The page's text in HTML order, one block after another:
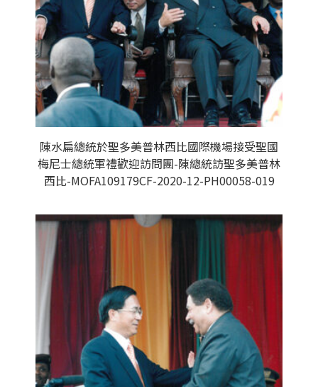
陳水扁總統於聖多美普林西比國際機場接受聖國
梅尼士總統軍禮歡迎訪問團-陳總統訪聖多美普林
西比-MOFA109179CF-2020-12-PH00058-019